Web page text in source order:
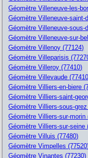
Géomètre Villeneuve-les-
Géomètre Villeneuve-saint-
Géomètre Villeneuve-sous-
Géomètre Villeneuve-sur-
Géomètre Villenoy (77124)
Géomètre Villeparisis
Géomètre Villeroy (77410)
Géomètre Villevaude
Géomètre Villiers-en-biere
Géomètre Villiers-saint-
Géomètre Villiers-sous-
Géomètre Villiers-sur-morin
Géomètre Villiers-sur-seine
Géomètre Villuis (77480)
Géomètre Vimpelles
Géomètre Vinantes (77230)